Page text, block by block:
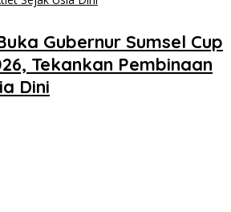
Gubernur Sumsel Cup
Tekankan Pembinaan
Dini